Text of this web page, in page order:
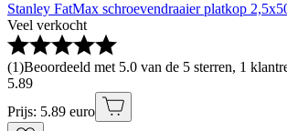
Stanley FatMax schroevendraaier platkop
Veel verkocht
(1)Beoordeeld met 5.0 van de 5 sterren, 1
5.89
Prijs: 5.89 euro